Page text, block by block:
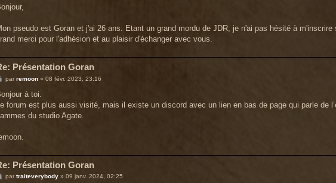
s
g
pseudo est Goran et j'ai 26 ans. Etant un grand mordu de JDR, je n'ai pas hésité à m'inscrire
merci pour l'adhésion et au plaisir d'échanger avec vous.
Présentation Goran
M
s
a
g
par remoon» 08 févr. 2023, 23:16
à toi.
forum est plus aussi visité, mais il existe un discord avec un lien en bas de page qui parle de
du studio Agate.
Présentation Goran
Mpar traiteverybody» 09 janv. 2024, 02:25